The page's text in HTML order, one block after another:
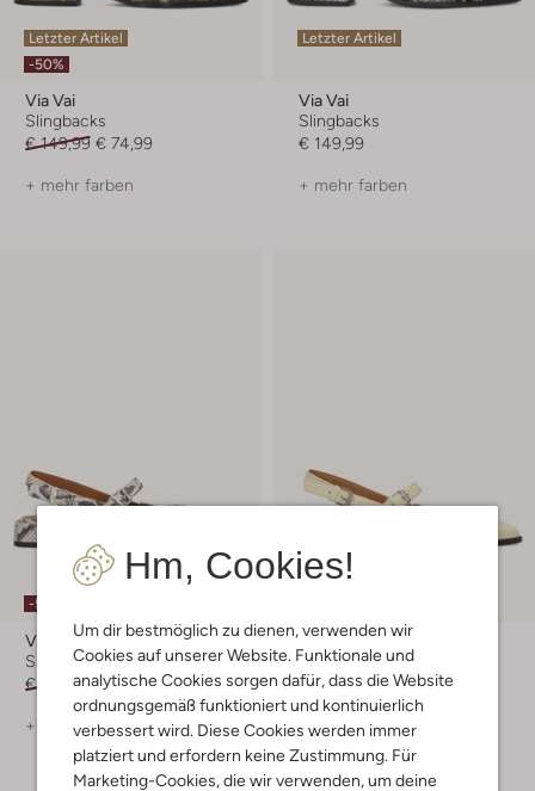
Hm, Cookies!
Um dir bestmöglich zu dienen, verwenden wir
Cookies auf unserer Website. Funktionale und
analytische Cookies sorgen dafür, dass die Website
ordnungsgemäß funktioniert und kontinuierlich
verbessert wird. Diese Cookies werden immer
platziert und erfordern keine Zustimmung. Für
Marketing-Cookies, die wir verwenden, um deine
Letzter Artikel
-50%
Via Vai
Slingbacks
€ 149,99 € 74,99
+ mehr farben
Letzter Artikel
Via Vai
Slingbacks
€ 149,99
+ mehr farben
-50%
Via Vai
Slingbacks
€ 159,99 € 79,99
+ mehr farben
Letzte Größen
Via Vai
Slingbacks
€ 139,99 € 69,99
+ mehr farben